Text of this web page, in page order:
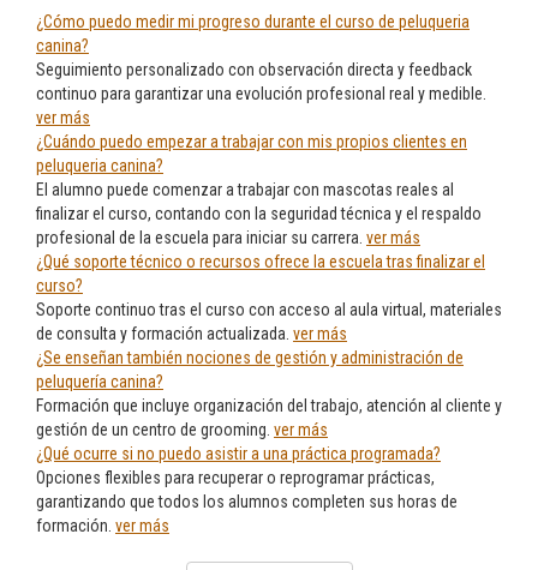
¿Cómo puedo medir mi progreso durante el curso de peluqueria
canina?
Seguimiento personalizado con observación directa y feedback
continuo para garantizar una evolución profesional real y medible.
ver más
¿Cuándo puedo empezar a trabajar con mis propios clientes en
peluqueria canina?
El alumno puede comenzar a trabajar con mascotas reales al
finalizar el curso, contando con la seguridad técnica y el respaldo
profesional de la escuela para iniciar su carrera. ver más
¿Qué soporte técnico o recursos ofrece la escuela tras finalizar el
curso?
Soporte continuo tras el curso con acceso al aula virtual, materiales
de consulta y formación actualizada. ver más
¿Se enseñan también nociones de gestión y administración de
peluquería canina?
Formación que incluye organización del trabajo, atención al cliente y
gestión de un centro de grooming. ver más
¿Qué ocurre si no puedo asistir a una práctica programada?
Opciones flexibles para recuperar o reprogramar prácticas,
garantizando que todos los alumnos completen sus horas de
formación. ver más